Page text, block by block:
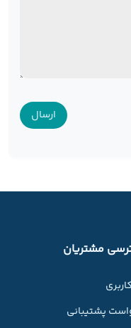
مشتریان
پشتیبانی